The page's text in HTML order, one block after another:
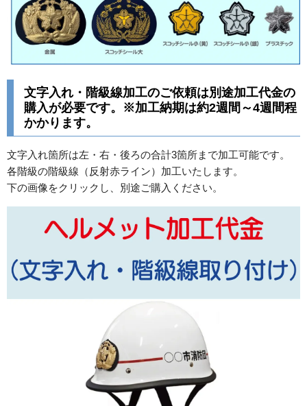
文字入れ・階級線加工のご依頼は別途加工代金の
購入が必要です。※加工納期は約2週間～4週間程
かかります。
文字入れ箇所は左・右・後ろの合計3箇所まで加工可能です。
各階級の階級線（反射赤ライン）加工いたします。
下の画像をクリックし、別途ご購入ください。